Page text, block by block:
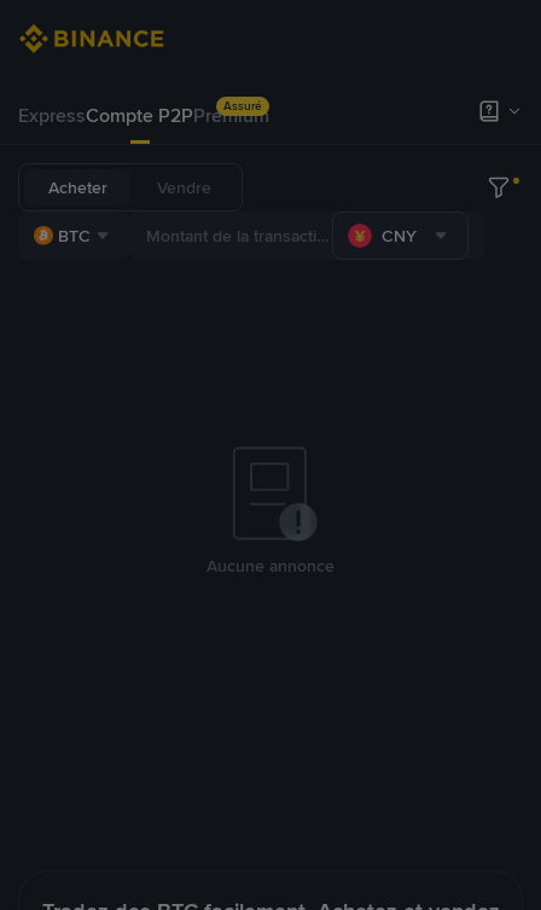
ExpressCompte P2PPremium
Assuré
Acheter Vendre
BTC CNY
Aucune annonce